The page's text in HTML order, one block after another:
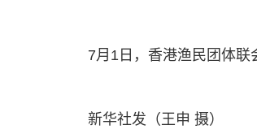
7月1日，香港渔民团体联
新华社发（王申 摄）